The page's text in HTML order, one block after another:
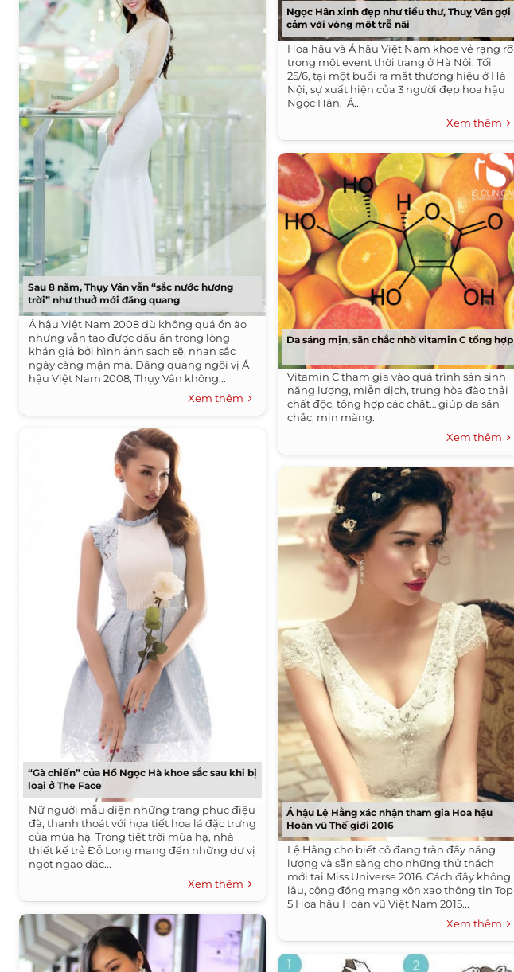
Sau 8 năm, Thụy Vân vẫn “sắc nước hương
trời” như thuở mới đăng quang
Á hậu Việt Nam 2008 dù không quá ồn ào
nhưng vẫn tạo được dấu ấn trong lòng
khán giả bởi hình ảnh sạch sẽ, nhan sắc
ngày càng mặn mà. Đăng quang ngôi vị Á
hậu Việt Nam 2008, Thụy Vân không...
Xem thêm
“Gà chiến” của Hồ Ngọc Hà khoe sắc sau khi bị
loại ở The Face
Nữ người mẫu diện những trang phục điệu
đà, thanh thoát với họa tiết hoa lá đặc trưng
của mùa hạ. Trong tiết trời mùa hạ, nhà
thiết kế trẻ Đỗ Long mang đến những dư vị
ngọt ngào đặc...
Xem thêm
Ngọc Hân xinh đẹp như tiểu thư, Thuỵ Vân gợi
cảm với vòng một trễ nãi
Hoa hậu và Á hậu Việt Nam khoe vẻ rạng rỡ
trong một event thời trang ở Hà Nội. Tối
25/6, tại một buổi ra mắt thương hiệu ở Hà
Nội, sự xuất hiện của 3 người đẹp hoa hậu
Ngọc Hân, Á...
Xem thêm
Da sáng mịn, săn chắc nhờ vitamin C tổng hợp
Vitamin C tham gia vào quá trình sản sinh
năng lượng, miễn dịch, trung hòa đào thải
chất độc, tổng hợp các chất… giúp da săn
chắc, mịn màng.
Xem thêm
Á hậu Lệ Hằng xác nhận tham gia Hoa hậu
Hoàn vũ Thế giới 2016
Lệ Hằng cho biết cô đang tràn đầy năng
lượng và sẵn sàng cho những thử thách
mới tại Miss Universe 2016. Cách đây không
lâu, cộng đồng mạng xôn xao thông tin Top
5 Hoa hậu Hoàn vũ Việt Nam 2015...
Xem thêm